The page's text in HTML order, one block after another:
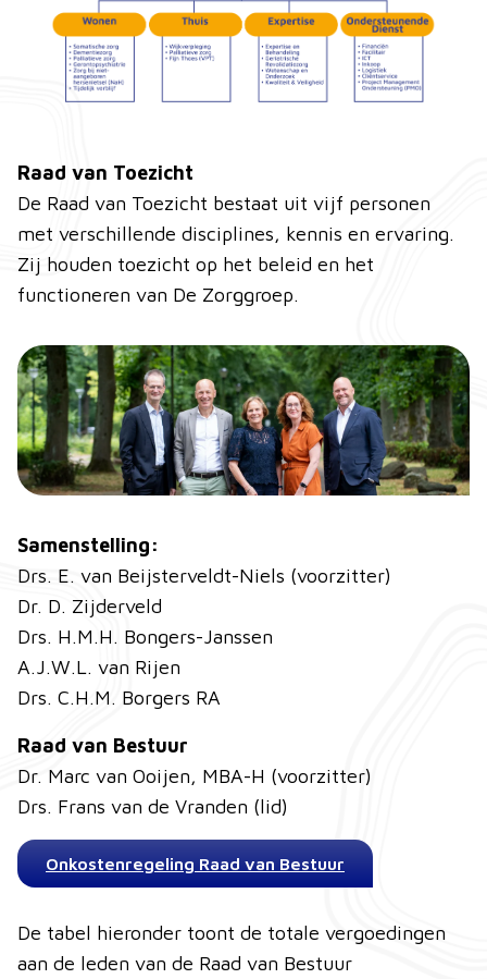
Raad van Toezicht
De Raad van Toezicht bestaat uit vijf personen
met verschillende disciplines, kennis en ervaring.
Zij houden toezicht op het beleid en het
functioneren van De Zorggroep.
Samenstelling:
Drs. E. van Beijsterveldt-Niels (voorzitter)
Dr. D. Zijderveld
Drs. H.M.H. Bongers-Janssen
A.J.W.L. van Rijen
Drs. C.H.M. Borgers RA
Raad van Bestuur
Dr. Marc van Ooijen, MBA-H (voorzitter)
Drs. Frans van de Vranden (lid)
Onkostenregeling Raad van Bestuur
De tabel hieronder toont de totale vergoedingen
aan de leden van de Raad van Bestuur